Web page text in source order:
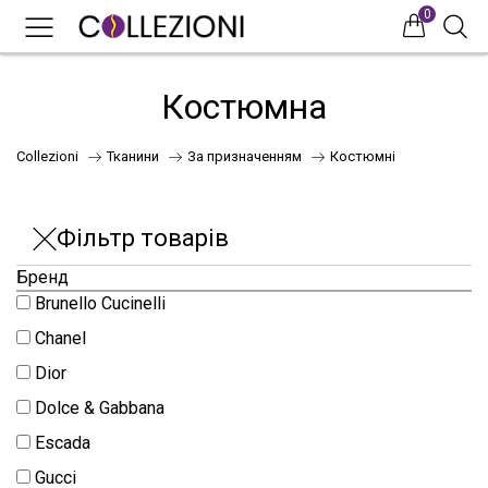
0
НОВИНКИ
Костюмна
Collezioni Тканини За призначенням Костюмні
Фільтр товарів
Бренд
Brunello Cucinelli
Chanel
Dior
Dolce & Gabbana
Escada
Gucci